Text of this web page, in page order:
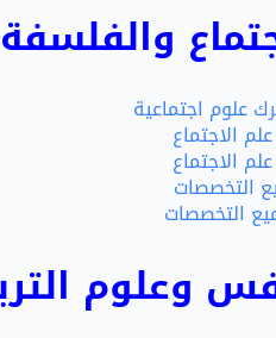
والفلسفة
علوم اجتماعية
الاجتماع
الاجتماع
التخصصات
التخصصات
وعلوم